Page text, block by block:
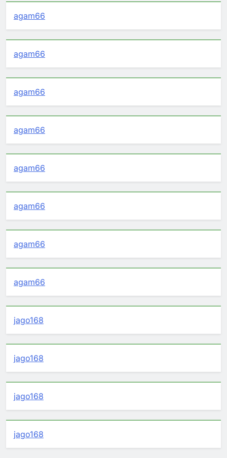
agam66
agam66
agam66
agam66
agam66
agam66
agam66
agam66
jago168
jago168
jago168
jago168